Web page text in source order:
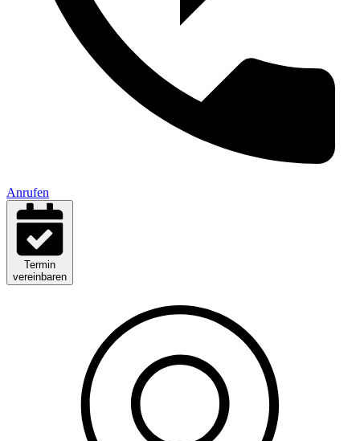
Anrufen
Termin
vereinbaren